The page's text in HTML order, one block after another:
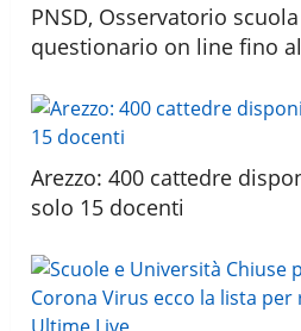
PNSD, Osservatorio
questionario on line fino
Arezzo: 400 cattedre
solo 15 docenti